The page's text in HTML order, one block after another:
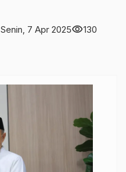
Senin, 7 Apr 2025visibility130